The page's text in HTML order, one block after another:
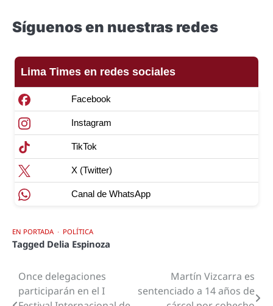
Síguenos en nuestras redes
Lima Times en redes sociales
Facebook
Instagram
TikTok
X (Twitter)
Canal de WhatsApp
EN PORTADA POLÍTICA
Tagged Delia Espinoza
Navegación
de
Once delegaciones
participarán en el I
Martín Vizcarra es
sentenciado a 14 años de